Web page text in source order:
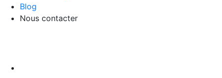
Blog
Nous contacter